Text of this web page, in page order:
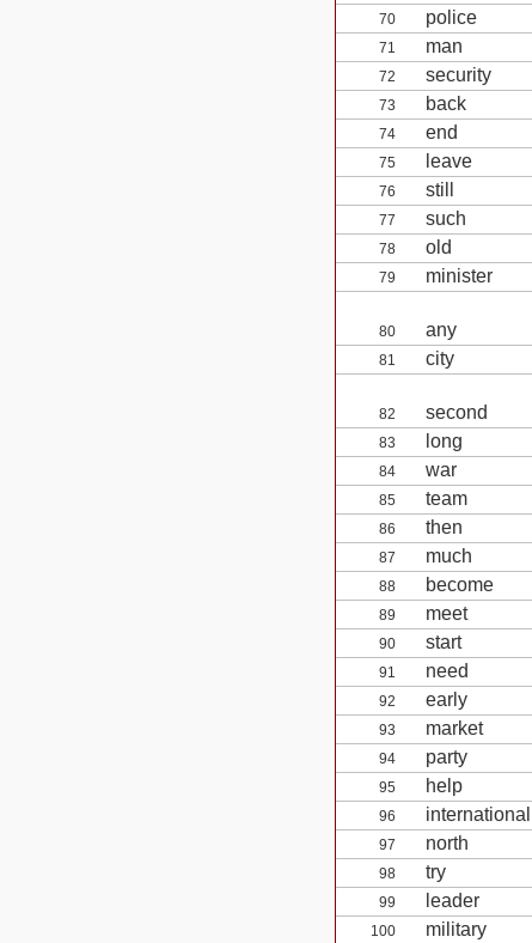
70 police
71 man
72 security
73 back
74 end
75 leave
76 still
77 such
78 old
79 minister
80 any
81 city
82 second
83 long
84 war
85 team
86 then
87 much
88 become
89 meet
90 start
91 need
92 early
93 market
94 party
95 help
96 international
97 north
98 try
99 leader
100 military